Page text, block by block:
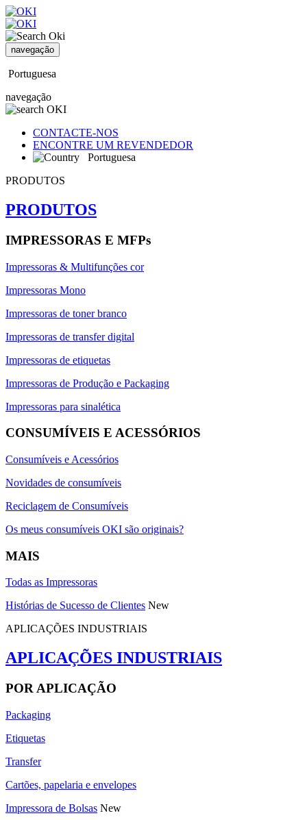
navegação
Portuguesa
navegação
CONTACTE-NOS
ENCONTRE UM REVENDEDOR
Portuguesa
PRODUTOS
PRODUTOS
IMPRESSORAS E MFPs
Impressoras & Multifunções cor
Impressoras Mono
Impressoras de toner branco
Impressoras de transfer digital
Impressoras de etiquetas
Impressoras de Produção e Packaging
Impressoras para sinalética
CONSUMÍVEIS E ACESSÓRIOS
Consumíveis e Acessórios
Novidades de consumíveis
Reciclagem de Consumíveis
Os meus consumíveis OKI são originais?
MAIS
Todas as Impressoras
Histórias de Sucesso de Clientes New
APLICAÇÕES INDUSTRIAIS
APLICAÇÕES INDUSTRIAIS
POR APLICAÇÃO
Packaging
Etiquetas
Transfer
Cartões, papelaria e envelopes
Impressora de Bolsas New